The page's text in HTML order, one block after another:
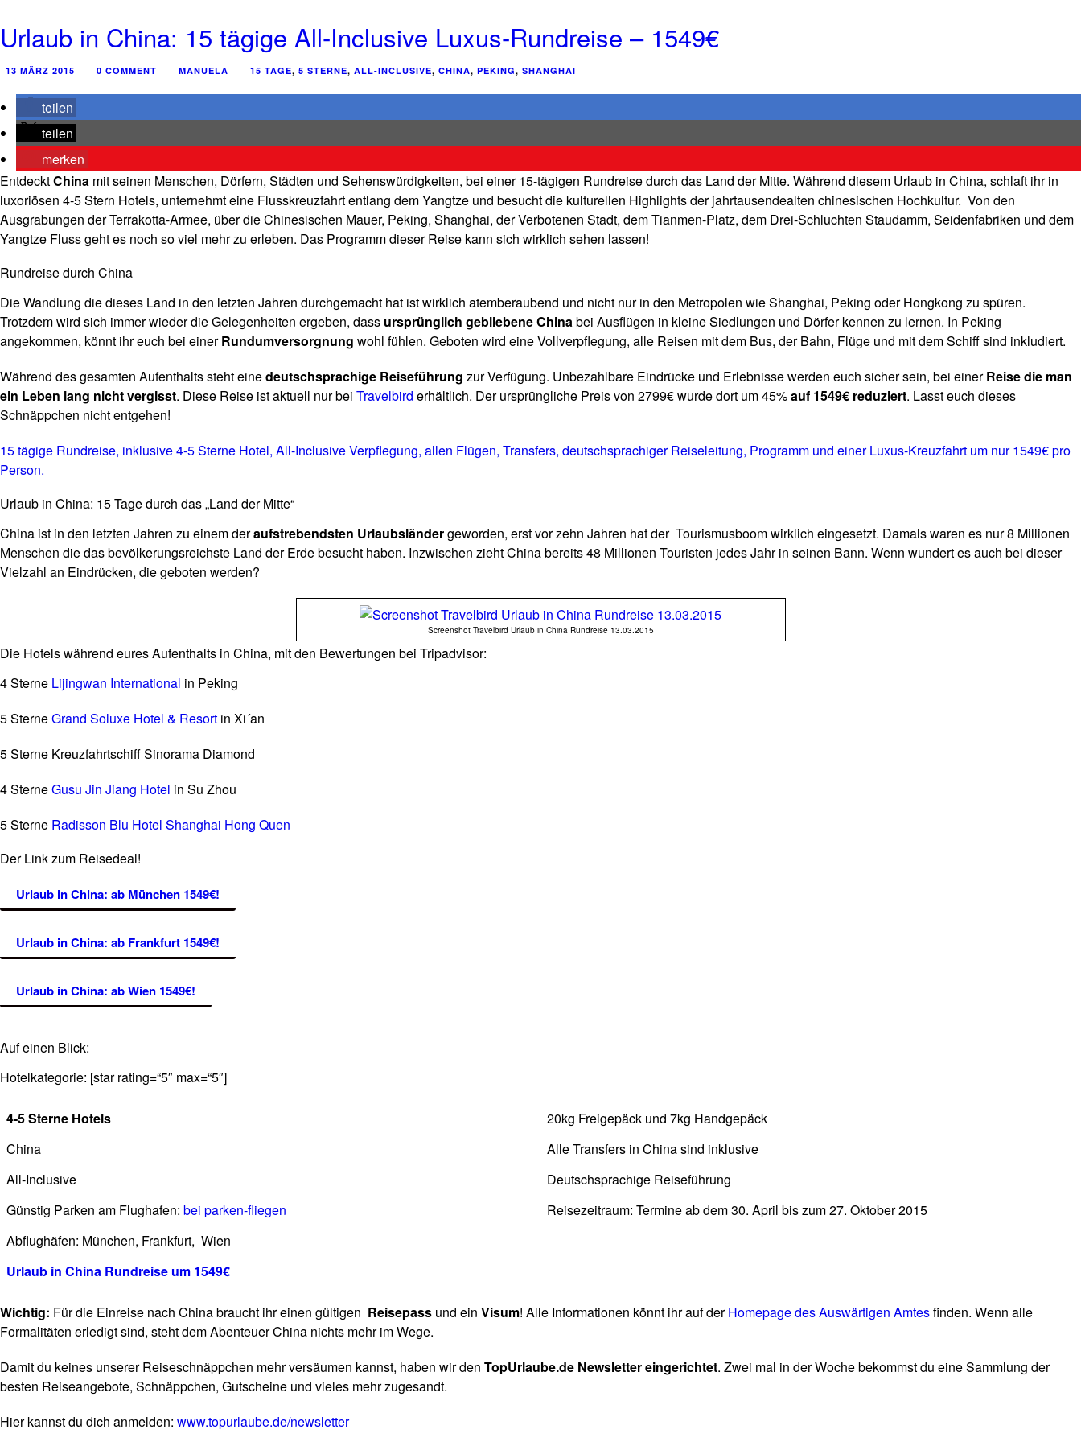
Urlaub in China: 15 tägige All-Inclusive Luxus-Rundreise – 1549€
13 MÄRZ 2015 0 COMMENT MANUELA 15 TAGE, 5 STERNE, ALL-INCLUSIVE, CHINA, PEKING, SHANGHAI
teilen
teilen
merken
EntdecktChina mit seinen Menschen, Dörfern, Städten und Sehenswürdigkeiten, bei einer 15-tägigen Rundreise durch das Land der Mitte. Während diesem Urlaub in China, schlaft ihr in
luxoriösen 4-5 Stern Hotels, unternehmt eine Flusskreuzfahrt entlang dem Yangtze und besucht die kulturellen Highlights der jahrtausendealten chinesischen Hochkultur. Von den
Ausgrabungen der Terrakotta-Armee, über die Chinesischen Mauer, Peking, Shanghai, der Verbotenen Stadt, dem Tianmen-Platz, dem Drei-Schluchten Staudamm, Seidenfabriken und dem
Yangtze Fluss geht es noch so viel mehr zu erleben. Das Programm dieser Reise kann sich wirklich sehen lassen!
Rundreise durch China
Die Wandlung die dieses Land in den letzten Jahren durchgemacht hat ist wirklich atemberaubend und nicht nur in den Metropolen wie Shanghai, Peking oder Hongkong zu spüren.
Trotzdem wird sich immer wieder die Gelegenheiten ergeben, dass ursprünglich gebliebene Chinabei Ausflügen in kleine Siedlungen und Dörfer kennen zu lernen. In Peking
angekommen, könnt ihr euch bei einerRundumversorgnung wohl fühlen. Geboten wird eine Vollverpflegung, alle Reisen mit dem Bus, der Bahn, Flüge und mit dem Schiff sind inkludiert.
Während des gesamten Aufenthalts steht einedeutschsprachige Reiseführung zur Verfügung. Unbezahlbare Eindrücke und Erlebnisse werden euch sicher sein, bei einerReise die man
ein Leben lang nicht vergisst. Diese Reise ist aktuell nur bei Travelbird erhältlich. Der ursprüngliche Preis von 2799€ wurde dort um 45%auf 1549€ reduziert. Lasst euch dieses
Schnäppchen nicht entgehen!
15 tägige Rundreise, inklusive 4-5 Sterne Hotel, All-Inclusive Verpflegung, allen Flügen, Transfers, deutschsprachiger Reiseleitung, Programm und einer Luxus-Kreuzfahrt um nur 1549€ pro
Person.
Urlaub in China: 15 Tage durch das „Land der Mitte“
China ist in den letzten Jahren zu einem deraufstrebendsten Urlaubsländergeworden, erst vor zehn Jahren hat der Tourismusboom wirklich eingesetzt. Damals waren es nur 8 Millionen
Menschen die das bevölkerungsreichste Land der Erde besucht haben. Inzwischen zieht China bereits 48 Millionen Touristen jedes Jahr in seinen Bann. Wenn wundert es auch bei dieser
Vielzahl an Eindrücken, die geboten werden?
Screenshot Travelbird Urlaub in China Rundreise 13.03.2015
Die Hotels während eures Aufenthalts in China, mit den Bewertungen bei Tripadvisor:
4 Sterne Lijingwan International in Peking
5 SterneGrand Soluxe Hotel & Resort in Xi´an
5 Sterne Kreuzfahrtschiff Sinorama Diamond
4 SterneGusu Jin Jiang Hotel in Su Zhou
5 Sterne Radisson Blu Hotel Shanghai Hong Quen
Der Link zum Reisedeal!
Urlaub in China: ab München 1549€!
Urlaub in China: ab Frankfurt 1549€!
Urlaub in China: ab Wien 1549€!
Auf einen Blick:
Hotelkategorie: [star rating=“5″ max=“5″]
4-5 Sterne Hotels
China
All-Inclusive
Günstig Parken am Flughafen: bei parken-fliegen
Abflughäfen: München, Frankfurt, Wien
Urlaub in China Rundreise um 1549€
20kg Freigepäck und 7kg Handgepäck
Alle Transfers in China sind inklusive
Deutschsprachige Reiseführung
Reisezeitraum: Termine ab dem 30. April bis zum 27. Oktober 2015
Wichtig: Für die Einreise nach China braucht ihr einen gültigen Reisepass und ein Visum! Alle Informationen könnt ihr auf derHomepage des Auswärtigen Amtesfinden. Wenn alle
Formalitäten erledigt sind, steht dem Abenteuer China nichts mehr im Wege.
Damit du keines unserer Reiseschnäppchen mehr versäumen kannst, haben wir den TopUrlaube.de Newsletter eingerichtet. Zwei mal in der Woche bekommst du eine Sammlung der
besten Reiseangebote, Schnäppchen, Gutscheine und vieles mehr zugesandt.
Hier kannst du dich anmelden: www.topurlaube.de/newsletter